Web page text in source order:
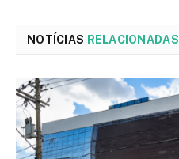
NOTÍCIAS RELACIONADAS